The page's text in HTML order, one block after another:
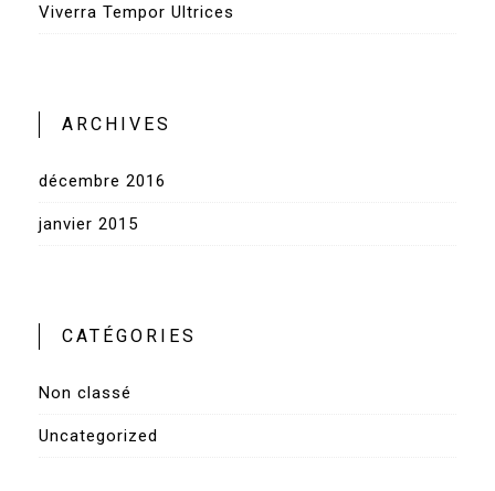
Viverra Tempor Ultrices
ARCHIVES
décembre 2016
janvier 2015
CATÉGORIES
Non classé
Uncategorized